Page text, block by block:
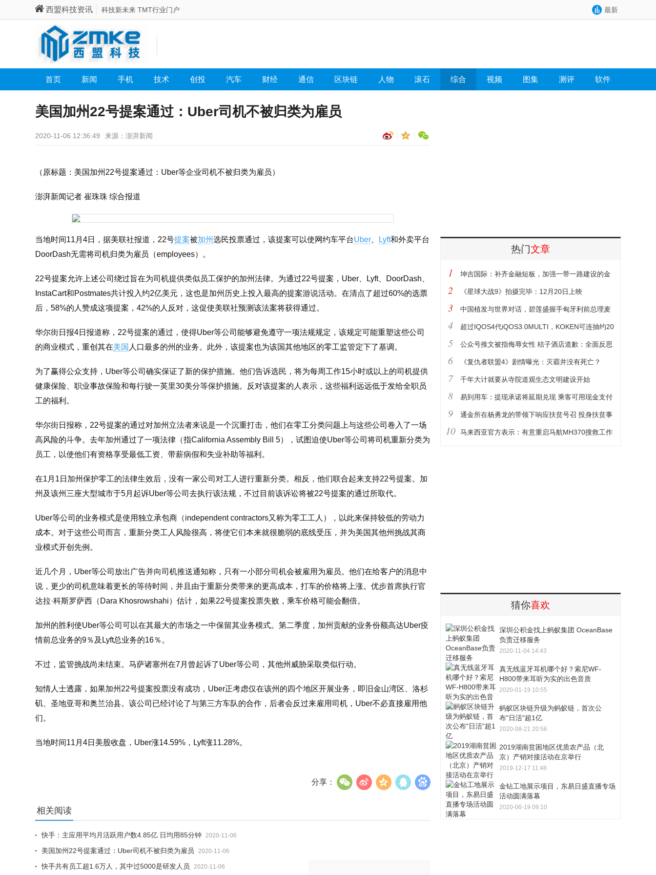
西盟科技资讯 科技新未来 TMT行业门户 最新
首页 新闻 手机 技术 创投 汽车 财经 通信 区块链 人物 滚石 综合 视频 图集 测评 软件
美国加州22号提案通过：Uber司机不被归类为雇员
2020-11-06 12:36:49 来源：澎湃新闻
（原标题：美国加州22号提案通过：Uber等企业司机不被归类为雇员）
澎湃新闻记者 崔珠珠 综合报道
当地时间11月4日，据美联社报道，22号提案被加州选民投票通过，该提案可以使网约车平台Uber Lyft和外卖平台
DoorDash无需将司机归类为雇员（employees）。
22号提案允许上述公司绕过旨在为司机提供类似员工保护的加州法律。为通过22号提案，Uber、Lyft、DoorDash、
InstaCart和Postmates共计投入约2亿美元，这也是加州历史上投入最高的提案游说活动。在清点了超过60%的选票
后，58%的人赞成这项提案，42%的人反对，这促使美联社预测该法案将获得通过。
华尔街日报4日报道称，22号提案的通过，使得Uber等公司能够避免遵守一项法规规定，该规定可能重塑这些公司
的商业模式，重创其在美国 人口最多的州的业务。此外，该提案也为该国其他地区的零工监管定下了基调。
为了赢得公众支持，Uber等公司确实保证了新的保护措施。他们告诉选民，将为每周工作15小时或以上的司机提供
健康保险、职业事故保险和每行驶一英里30美分等保护措施。反对该提案的人表示，这些福利远远低于发给全职员
工的福利。
华尔街日报称，22号提案的通过对加州立法者来说是一个沉重打击，他们在零工分类问题上与这些公司卷入了一场
高风险的斗争。去年加州通过了一项法律（指California Assembly Bill 5），试图迫使Uber等公司将司机重新分类为
员工，以使他们有资格享受最低工资、带薪病假和失业补助等福利。
在1月1日加州保护零工的法律生效后，没有一家公司对工人进行重新分类。相反，他们联合起来支持22号提案。加
州及该州三座大型城市于5月起诉Uber等公司去执行该法规，不过目前该诉讼将被22号提案的通过所取代。
Uber等公司的业务模式是使用独立承包商（independent contractors又称为零工工人），以此来保持较低的劳动力
成本。对于这些公司而言，重新分类工人风险很高，将使它们本来就很脆弱的底线受压，并为美国其他州挑战其商
业模式开创先例。
近几个月，Uber等公司放出广告并向司机推送通知称，只有一小部分司机会被雇用为雇员。他们在给客户的消息中
说，更少的司机意味着更长的等待时间，并且由于重新分类带来的更高成本，打车的价格将上涨。优步首席执行官
达拉·科斯罗萨西（Dara Khosrowshahi）估计，如果22号提案投票失败，乘车价格可能会翻倍。
加州的胜利使Uber等公司可以在其最大的市场之一中保留其业务模式。第二季度，加州贡献的业务份额高达Uber疫
情前总业务的9％及Lyft总业务的16％。
不过，监管挑战尚未结束。马萨诸塞州在7月曾起诉了Uber等公司，其他州威胁采取类似行动。
知情人士透露，如果加州22号提案投票没有成功，Uber正考虑仅在该州的四个地区开展业务，即旧金山湾区、洛杉
矶、圣地亚哥和奥兰治县。该公司已经讨论了与第三方车队的合作，后者会反过来雇用司机，Uber不必直接雇用他
们。
当地时间11月4日美股收盘，Uber涨14.59%，Lyft涨11.28%。
分享：
相关阅读
快手：主应用平均月活跃用户数4.85亿 日均用85分钟 2020-11-06
美国加州22号提案通过：Uber司机不被归类为雇员 2020-11-06
快手共有员工超1.6万人，其中过5000是研发人员 2020-11-06
热门文章
1 坤吉国际：补齐金融短板，加强一带一路建设的金
融支撑
2 《星球大战9》拍摄完毕：12月20日上映
3 中国植发与世界对话，碧莲盛握手匈牙利前总理麦
杰希·彼得
4 超过IQOS4代iQOS3.0MULTI，KOKEN可连抽约20
支
5 公众号推文被指侮辱女性 桔子酒店道歉：全面反思
6 《复仇者联盟4》剧情曝光：灭霸并没有死亡？
7 千年大计就要从寺院道观生态文明建设开始
8 易到用车：提现承诺将延期兑现 乘客可用现金支付
9 通金所在杨勇龙的带领下响应扶贫号召 投身扶贫事
业
10 马来西亚官方表示：有意重启马航MH370搜救工作
猜你喜欢
深圳公积金找上蚂蚁集团 OceanBase
负责迁移服务
2020-11-04 14:43
真无线蓝牙耳机哪个好？索尼WF-
H800带来耳听为实的出色音质
2020-01-19 10:55
蚂蚁区块链升级为蚂蚁链，首次公
布"日活"超1亿
2020-08-21 20:56
2019湖南贫困地区优质农产品（北
京）产销对接活动在京举行
2019-12-17 11:48
金钻工地展示项目，东易日盛直播专场
活动圆满落幕
2020-06-19 09:10